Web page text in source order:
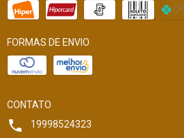
FORMAS DE ENVIO
CONTATO
19998524323